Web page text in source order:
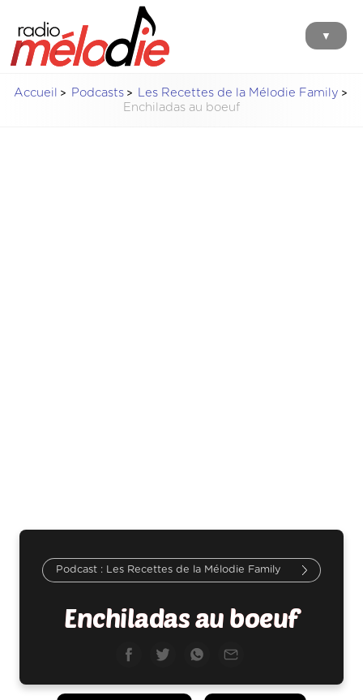
▼
Accueil Podcasts
Les Recettes de la Mélodie Family
Enchiladas au boeuf
Les Recettes de la Mélodie Family
Enchiladas au boeuf